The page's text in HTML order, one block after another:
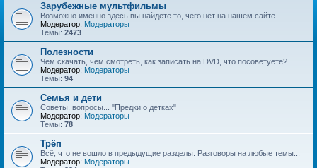
Зарубежные мультфильмы
Возможно именно здесь вы найдете то, чего нет на нашем сайте
Модератор: Модераторы
Темы: 2473
Полезности
Чем скачать, чем смотреть, как записать на DVD, что посоветуете?
Модератор: Модераторы
Темы: 94
Семья и дети
Советы, вопросы... "Предки о детках"
Модератор: Модераторы
Темы: 78
Трёп
Всё, что не вошло в предыдущие разделы. Разговоры на любые темы...
Модератор: Модераторы